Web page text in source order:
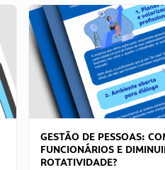
GESTÃO DE PESSOAS:
FUNCIONÁRIOS E
ROTATIVIDADE?